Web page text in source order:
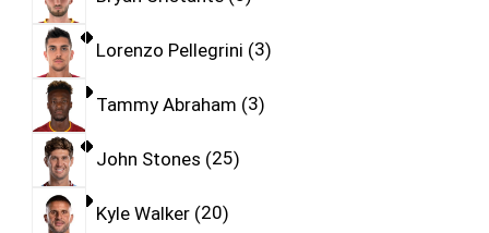
Lorenzo Pellegrini 3
Tammy Abraham 3
John Stones 25
Kyle Walker 20